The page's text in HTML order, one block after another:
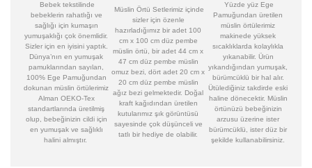
Bebek tekstilinde
bebeklerin rahatlığı ve
sağlığı için kumaşın
yumuşaklığı çok önemlidir.
Sizler için en iyisini yaptık.
Dünya’nın en yumuşak
pamuklarından sayılan,
100% Ege Pamuğundan
dokunan müslin örtülerimiz
Alman OEKO-Tex
standartlarında üretilmiş
olup, bebeğinizin cildi için
en yumuşak ve sağlıklı
halini almıştır.
Müslin Örtü Setlerimiz içinde
sizler için özenle
hazırladığımız bir adet 100
cm x 100 cm düz pembe
müslin örtü, bir adet 44 cm x
47 cm düz pembe müslin
omuz bezi, dört adet 20 cm x
20 cm düz pembe müslin
ağız bezi gelmektedir. Doğal
kraft kağıdından üretilen
kutularımız şık görüntüsü
sayesinde çok düşünceli ve
tatlı bir hediye de olabilir.
Yüzde yüz Ege
Pamuğundan üretilen
müslin örtülerimiz
makinede yüksek
sıcaklıklarda kolaylıkla
yıkanabilir. Ürün
yıkandığından yumuşak,
bürümcüklü bir hal alır.
Ütülediğiniz takdirde eski
haline dönecektir. Müslin
örtünüzü bebeğinizin
arzusu üzerine ister
bürümcüklü, ister düz bir
şekilde kullanabilirsiniz.